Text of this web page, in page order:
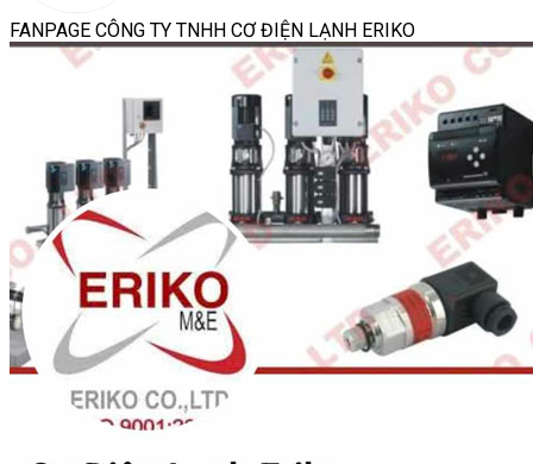
FANPAGE CÔNG TY TNHH CƠ ĐIỆN LẠNH ERIKO